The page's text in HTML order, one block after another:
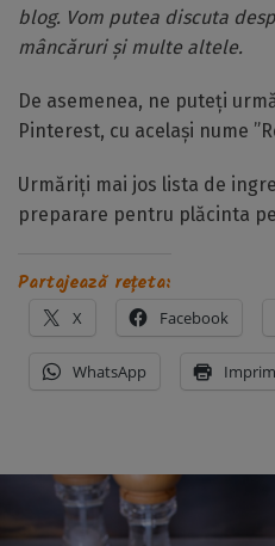
blog. Vom putea discuta
mâncăruri și multe altele.
De asemenea, ne puteți
Pinterest, cu același nume
Urmăriți mai jos lista de
preparare pentru plăcinta
Partajează rețeta:
X Facebook
WhatsApp